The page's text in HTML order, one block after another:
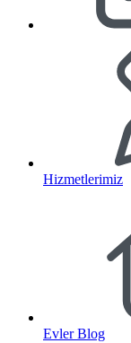
Hizmetlerimiz
Evler Blog